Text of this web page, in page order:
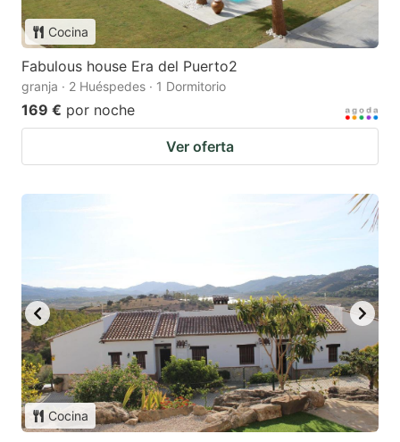
Cocina
Fabulous house Era del Puerto2
granja · 2 Huéspedes · 1 Dormitorio
169 € por noche
Ver oferta
Cocina